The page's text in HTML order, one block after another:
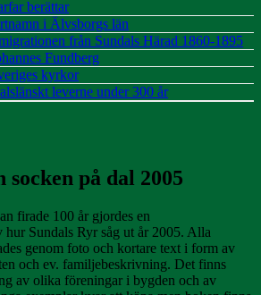
berättar
i Älvsborgs län
från Sundals Härad 1860-1895
Fundberg
kyrkor
leverne under 300 år
socken på dal 2005
firade 100 år gjordes en
hur Sundals Ryr såg ut år 2005. Alla
genom foto och kortare text i form av
och ev. familjebeskrivning. Det finns
av olika föreningar i bygden och av